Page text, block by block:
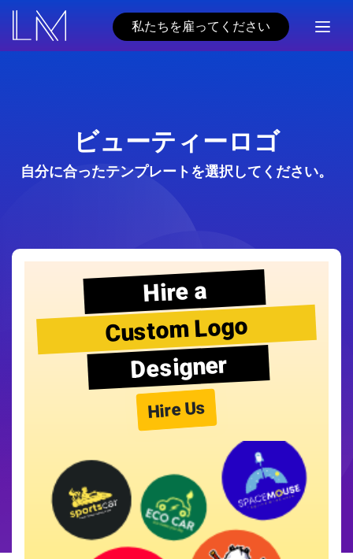
私たちを雇ってください
ビューティーロゴ
自分に合ったテンプレートを選択してください。
Hire a
Custom Logo
Designer
Hire Us